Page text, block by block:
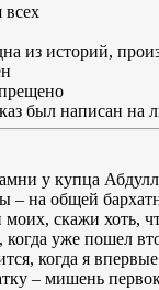
всех
из историй,
был написан на
у купца
на общей
моих, скажи хоть,
когда уже пошел
когда я
– мишень